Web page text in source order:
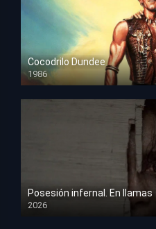
Cocodrilo Dundee
1986
HD 1080p
Posesión infernal. En llamas
2026
HD 1080p